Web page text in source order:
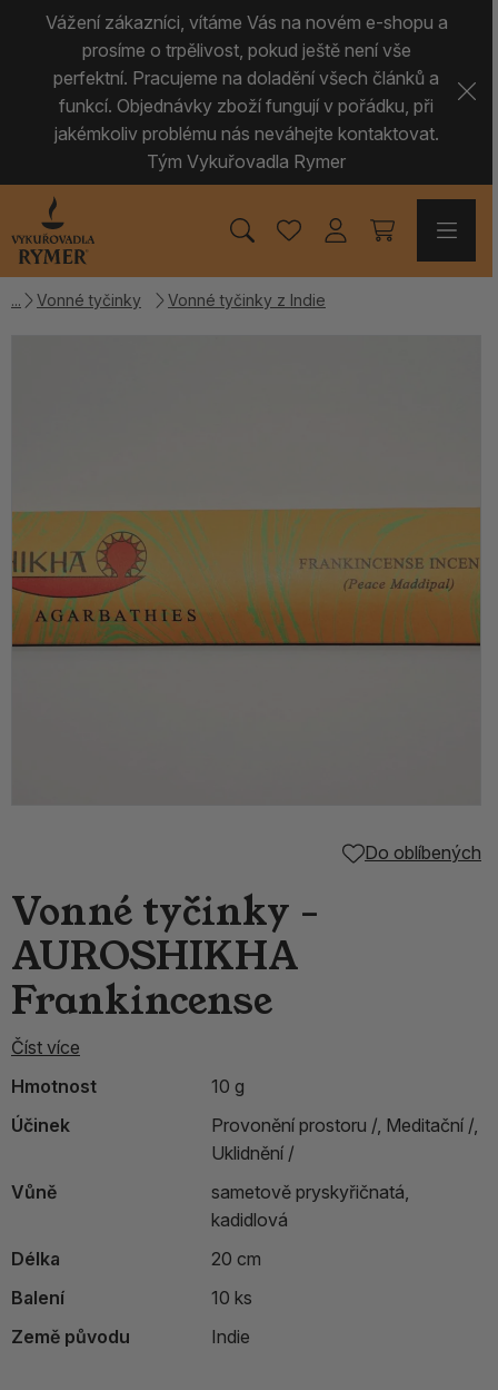
Vážení zákazníci, vítáme Vás na novém e-shopu a
prosíme o trpělivost, pokud ještě není vše
perfektní. Pracujeme na doladění všech článků a
funkcí. Objednávky zboží fungují v pořádku, při
jakémkoliv problému nás neváhejte kontaktovat.
Tým Vykuřovadla Rymer
Vonné tyčinky Vonné tyčinky z Indie
Do oblíbených
Vonné tyčinky -
AUROSHIKHA
Frankincense
Číst více
Hmotnost
10 g
Účinek
Provonění prostoru /, Meditační /,
Uklidnění /
Vůně
sametově pryskyřičnatá,
kadidlová
Délka
20 cm
Balení
10 ks
Země původu
Indie